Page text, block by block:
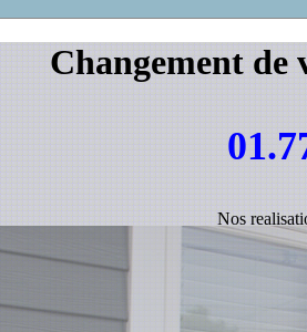
Changement
Nos